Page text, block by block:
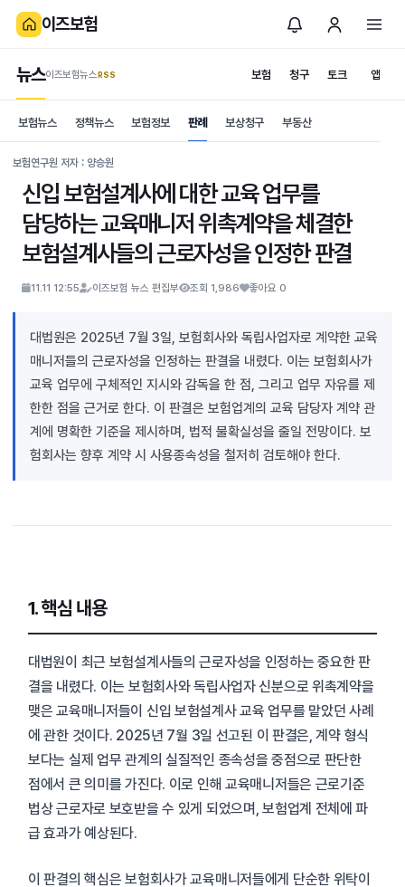
이즈보험
보험 청구
뉴스이즈보험뉴스.RSS 토크 앱
is보험
News
보험뉴스 정책뉴스 보험정보 판례 보상청구 부동산
보험연구원 저자 : 양승원
신입 보험설계사에 대한 교육 업무를
담당하는 교육매니저 위촉계약을 체결한
보험설계사들의 근로자성을 인정한 판결
11.11 12:55 이즈보험 뉴스 편집부 조회 1,986 좋아요 0
대법원은 2025년 7월 3일, 보험회사와 독립사업자로 계약한 교육
매니저들의 근로자성을 인정하는 판결을 내렸다. 이는 보험회사가
교육 업무에 구체적인 지시와 감독을 한 점, 그리고 업무 자유를 제
한한 점을 근거로 한다. 이 판결은 보험업계의 교육 담당자 계약 관
계에 명확한 기준을 제시하며, 법적 불확실성을 줄일 전망이다. 보
험회사는 향후 계약 시 사용종속성을 철저히 검토해야 한다.
1. 핵심 내용
대법원이 최근 보험설계사들의 근로자성을 인정하는 중요한 판
결을 내렸다. 이는 보험회사와 독립사업자 신분으로 위촉계약을
맺은 교육매니저들이 신입 보험설계사 교육 업무를 맡았던 사례
에 관한 것이다. 2025년 7월 3일 선고된 이 판결은, 계약 형식
보다는 실제 업무 관계의 실질적인 종속성을 중점으로 판단한
점에서 큰 의미를 가진다. 이로 인해 교육매니저들은 근로기준
법상 근로자로 보호받을 수 있게 되었으며, 보험업계 전체에 파
급 효과가 예상된다.
이 판결의 핵심은 보험회사가 교육매니저들에게 단순한 위탁이